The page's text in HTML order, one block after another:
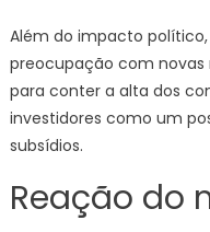
turbulência
Além do impacto
preocupação com novas
para conter a alta dos
investidores como um
subsídios.
Reação do